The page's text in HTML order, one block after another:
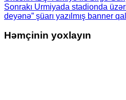
Sonrakı Urmiyada stadionda
deyənə” şüarı yazılmış banner
Həmçinin yoxlayın